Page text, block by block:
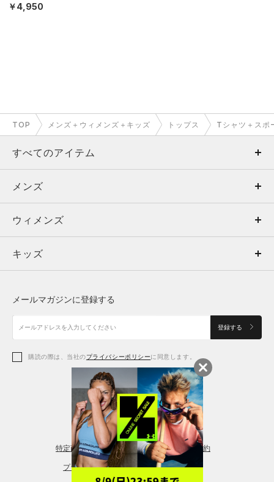
￥4,950
TOP メンズ＋ウィメンズ＋キッズ トップス Tシャツ＋スポ
すべてのアイテム
メンズ
ウィメンズ
キッズ
アクセサリー
メンズ
トップス
ボトムス
アクセサリー
ウィメンズ
トップス
シューズ
アクセサリー
レギンス＆タイツ
キッズ
シューズ
メールマガジンに登録する
登録する
購読の際は、当社のプライバシーポリシーに同意します。
特定商取引法に基づく通販の表記 会員規約
プライバシーポリシー